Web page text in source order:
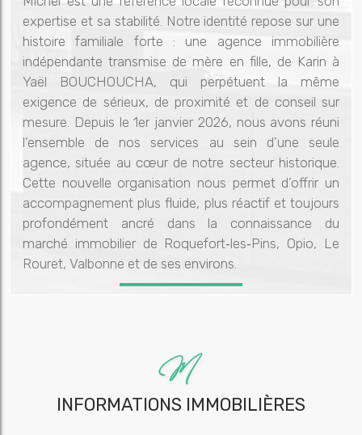
expertise et sa stabilité. Notre identité repose sur une
histoire familiale forte : une agence immobilière
indépendante transmise de mère en fille, de Karin à
Yaël BOUCHOUCHA, qui perpétuent la même
exigence de sérieux, de proximité et de conseil sur
mesure. Depuis le 1er janvier 2026, nous avons réuni
l’ensemble de nos services au sein d’une seule
agence, située au cœur de notre secteur historique.
Cette nouvelle organisation nous permet d’offrir un
accompagnement plus fluide, plus réactif et toujours
profondément ancré dans la connaissance du
marché immobilier de Roquefort‑les‑Pins, Opio, Le
Rouret, Valbonne et de ses environs.
INFORMATIONS IMMOBILIÈRES